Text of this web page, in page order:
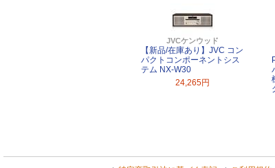
JVCケンウッド
【新品/在庫あり】JVC コン
パクトコンポーネントシス
テム NX-W30
24,265円